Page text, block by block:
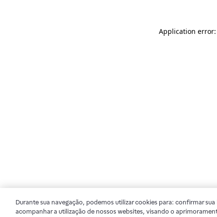
Application
Durante sua navegação, podemos utilizar cookies para: confirmar
acompanhar a utilização de nossos websites, visando o